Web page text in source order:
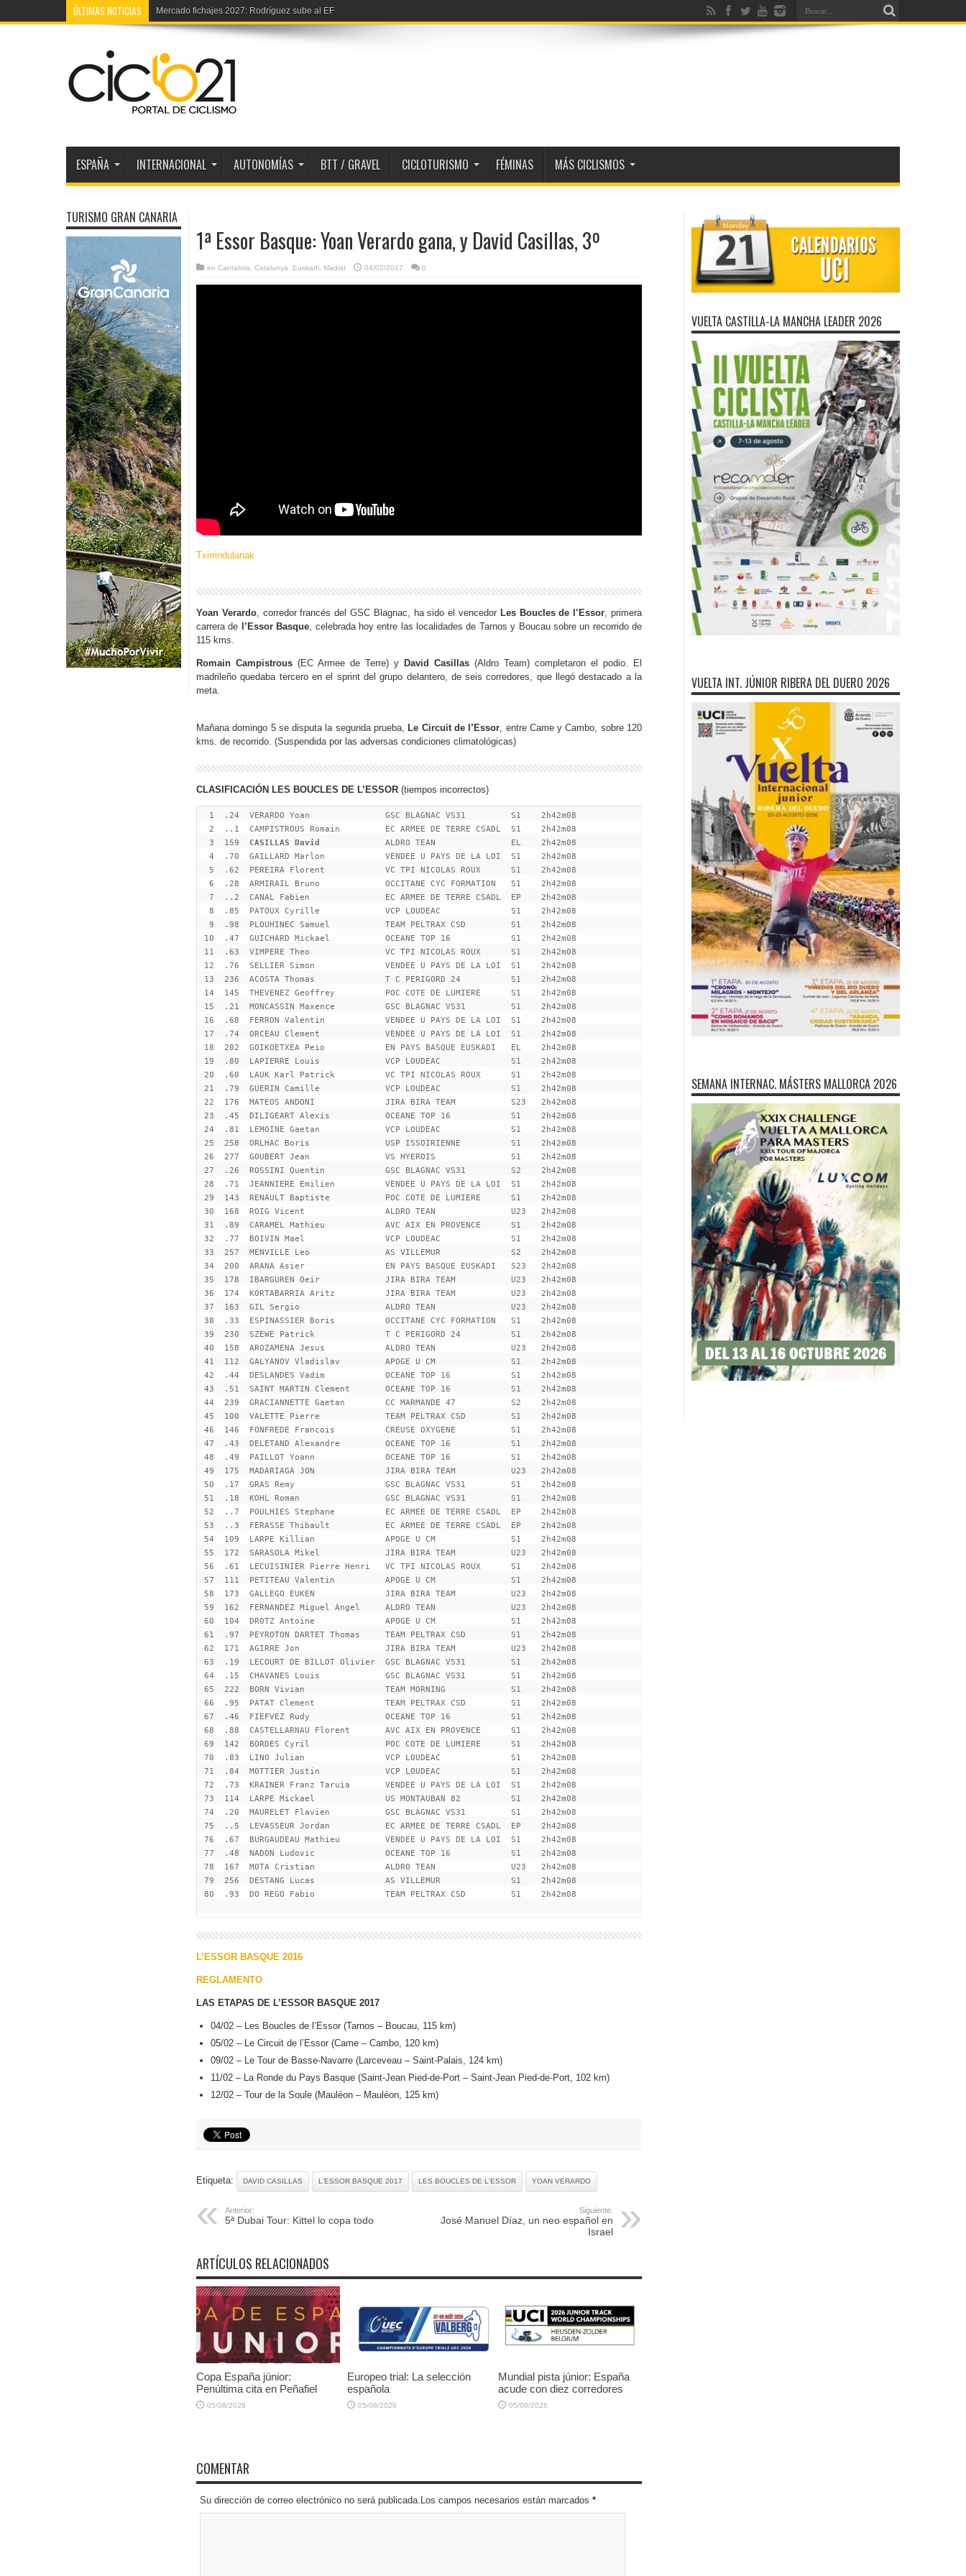
ÚLTIMAS NOTICIAS Vuelta Ribera Duero júnior: TV, etapas y perfiles 2026
ESPAÑA INTERNACIONAL AUTONOMÍAS BTT / GRAVEL CICLOTURISMO FÉMINAS MÁS CICLISMOS
1ª Essor Basque: Yoan Verardo gana, y David Casillas, 3º
en Cantabria Catalunya Euskadi Madrid 04/02/2017 0
Txirrindulariak
Yoan Verardo, corredor francés del GSC Blagnac, ha sido el vencedor Les Boucles de l’Essor, primera
carrera de
l’Essor Basque, celebrada hoy entre las localidades de Tarnos y Boucau sobre un recorrido de
115 kms.
Romain Campistrous (EC Armee de Terre) y David Casillas (Aldro Team) completaron el podio. El
madrileño quedaba tercero en el sprint del grupo delantero, de seis corredores, que llegó destacado a la
meta.
Mañana domingo 5 se disputa la segunda prueba, Le Circuit de l’Essor, entre Came y Cambo, sobre 120
kms. de recorrido. (Suspendida por las adversas condiciones climatológicas)
CLASIFICACIÓN LES BOUCLES DE L’ESSOR (tiempos incorrectos)
  1  .24  VERARDO Yoan               GSC BLAGNAC VS31         S1    2h42m08
  2  ..1  CAMPISTROUS Romain         EC ARMEE DE TERRE CSADL  S1    2h42m08
  3  159
CASILLAS David
            ALDRO TEAN               EL    2h42m08
  4  .70  GAILLARD Marlon            VENDEE U PAYS DE LA LOI  S1    2h42m08
  5  .62  PEREIRA Florent            VC TPI NICOLAS ROUX      S1    2h42m08
  6  .28  ARMIRAIL Bruno             OCCITANE CYC FORMATION   S1    2h42m08
  7  ..2  CANAL Fabien               EC ARMEE DE TERRE CSADL  EP    2h42m08
  8  .85  PATOUX Cyrille             VCP LOUDEAC              S1    2h42m08
  9  .98  PLOUHINEC Samuel           TEAM PELTRAX CSD         S1    2h42m08
10  .47  GUICHARD Mickael           OCEANE TOP 16            S1    2h42m08
11  .63  VIMPERE Theo               VC TPI NICOLAS ROUX      S1    2h42m08
12  .76  SELLIER Simon              VENDEE U PAYS DE LA LOI  S1    2h42m08
13  236  ACOSTA Thomas              T C PERIGORD 24          S1    2h42m08
14  145  THEVENEZ Geoffrey          POC COTE DE LUMIERE      S1    2h42m08
15  .21  MONCASSIN Maxence          GSC BLAGNAC VS31         S1    2h42m08
16  .68  FERRON Valentin            VENDEE U PAYS DE LA LOI  S1    2h42m08
17  .74  ORCEAU Clement             VENDEE U PAYS DE LA LOI  S1    2h42m08
18  202  GOIKOETXEA Peio            EN PAYS BASQUE EUSKADI   EL    2h42m08
19  .80  LAPIERRE Louis             VCP LOUDEAC              S1    2h42m08
20  .60  LAUK Karl Patrick          VC TPI NICOLAS ROUX      S1    2h42m08
21  .79  GUERIN Camille             VCP LOUDEAC              S1    2h42m08
22  176  MATEOS ANDONI              JIRA BIRA TEAM           S23   2h42m08
23  .45  DILIGEART Alexis           OCEANE TOP 16            S1    2h42m08
24  .81  LEMOINE Gaetan             VCP LOUDEAC              S1    2h42m08
25  258  ORLHAC Boris               USP ISSOIRIENNE          S1    2h42m08
26  277  GOUBERT Jean               VS HYEROIS               S1    2h42m08
27  .26  ROSSINI Quentin            GSC BLAGNAC VS31         S2    2h42m08
28  .71  JEANNIERE Emilien          VENDEE U PAYS DE LA LOI  S1    2h42m08
29  143  RENAULT Baptiste           POC COTE DE LUMIERE      S1    2h42m08
30  168  ROIG Vicent                ALDRO TEAN               U23   2h42m08
31  .89  CARAMEL Mathieu            AVC AIX EN PROVENCE      S1    2h42m08
32  .77  BOIVIN Mael                VCP LOUDEAC              S1    2h42m08
33  257  MENVILLE Leo               AS VILLEMUR              S2    2h42m08
34  200  ARANA Asier                EN PAYS BASQUE EUSKADI   S23   2h42m08
35  178  IBARGUREN Oeir             JIRA BIRA TEAM           U23   2h42m08
36  174  KORTABARRIA Aritz          JIRA BIRA TEAM           U23   2h42m08
37  163  GIL Sergio                 ALDRO TEAN               U23   2h42m08
38  .33  ESPINASSIER Boris          OCCITANE CYC FORMATION   S1    2h42m08
39  230  SZEWE Patrick              T C PERIGORD 24          S1    2h42m08
40  158  AROZAMENA Jesus            ALDRO TEAN               U23   2h42m08
41  112  GALYANOV Vladislav         APOGE U CM               S1    2h42m08
42  .44  DESLANDES Vadim            OCEANE TOP 16            S1    2h42m08
43  .51  SAINT MARTIN Clement       OCEANE TOP 16            S1    2h42m08
44  239  GRACIANNETTE Gaetan        CC MARMANDE 47           S2    2h42m08
45  100  VALETTE Pierre             TEAM PELTRAX CSD         S1    2h42m08
46  146  FONFREDE Francois          CREUSE OXYGENE           S1    2h42m08
47  .43  DELETAND Alexandre         OCEANE TOP 16            S1    2h42m08
48  .49  PAILLOT Yoann              OCEANE TOP 16            S1    2h42m08
49  175  MADARIAGA JON              JIRA BIRA TEAM           U23   2h42m08
50  .17  GRAS Remy                  GSC BLAGNAC VS31         S1    2h42m08
51  .18  KOHL Roman                 GSC BLAGNAC VS31         S1    2h42m08
52  ..7  POULHIES Stephane          EC ARMEE DE TERRE CSADL  EP    2h42m08
53  ..3  FERASSE Thibault           EC ARMEE DE TERRE CSADL  EP    2h42m08
54  109  LARPE Killian              APOGE U CM               S1    2h42m08
55  172  SARASOLA Mikel             JIRA BIRA TEAM           U23   2h42m08
56  .61  LECUISINIER Pierre Henri   VC TPI NICOLAS ROUX      S1    2h42m08
57  111  PETITEAU Valentin          APOGE U CM               S1    2h42m08
58  173  GALLEGO EUKEN              JIRA BIRA TEAM           U23   2h42m08
59  162  FERNANDEZ Miguel Angel     ALDRO TEAN               U23   2h42m08
60  104  DROTZ Antoine              APOGE U CM               S1    2h42m08
61  .97  PEYROTON DARTET Thomas     TEAM PELTRAX CSD         S1    2h42m08
62  171  AGIRRE Jon                 JIRA BIRA TEAM           U23   2h42m08
63  .19  LECOURT DE BILLOT Olivier  GSC BLAGNAC VS31         S1    2h42m08
64  .15  CHAVANES Louis             GSC BLAGNAC VS31         S1    2h42m08
65  222  BORN Vivian                TEAM MORNING             S1    2h42m08
66  .95  PATAT Clement              TEAM PELTRAX CSD         S1    2h42m08
67  .46  FIEFVEZ Rudy               OCEANE TOP 16            S1    2h42m08
68  .88  CASTELLARNAU Florent       AVC AIX EN PROVENCE      S1    2h42m08
69  142  BORDES Cyril               POC COTE DE LUMIERE      S1    2h42m08
70  .83  LINO Julian                VCP LOUDEAC              S1    2h42m08
71  .84  MOTTIER Justin             VCP LOUDEAC              S1    2h42m08
72  .73  KRAINER Franz Taruia       VENDEE U PAYS DE LA LOI  S1    2h42m08
73  114  LARPE Mickael              US MONTAUBAN 82          S1    2h42m08
74  .20  MAURELET Flavien           GSC BLAGNAC VS31         S1    2h42m08
75  ..5  LEVASSEUR Jordan           EC ARMEE DE TERRE CSADL  EP    2h42m08
76  .67  BURGAUDEAU Mathieu         VENDEE U PAYS DE LA LOI  S1    2h42m08
77  .48  NADON Ludovic              OCEANE TOP 16            S1    2h42m08
78  167  MOTA Cristian              ALDRO TEAN               U23   2h42m08
79  256  DESTANG Lucas              AS VILLEMUR              S1    2h42m08
80  .93  DO REGO Fabio              TEAM PELTRAX CSD         S1    2h42m08
L’ESSOR BASQUE 2016
REGLAMENTO
LAS ETAPAS DE L’ESSOR BASQUE 2017
04/02 – Les Boucles de l’Essor (Tarnos – Boucau, 115 km)
05/02 – Le Circuit de l’Essor (Came – Cambo, 120 km)
09/02 – Le Tour de Basse-Navarre (Larceveau – Saint-Palais, 124 km)
11/02 – La Ronde du Pays Basque (Saint-Jean Pied-de-Port – Saint-Jean Pied-de-Port, 102 km)
12/02 – Tour de la Soule (Mauléon – Mauléon, 125 km)
Etiqueta: DAVID CASILLAS L'ESSOR BASQUE 2017 LES BOUCLES DE L'ESSOR YOAN VERARDO
Anterior:
5ª Dubai Tour: Kittel lo copa todo
Siguiente:
José Manuel Díaz, un neo español en
Israel
ARTÍCULOS RELACIONADOS
Copa España júnior:
Penúltima cita en Peñafiel
05/08/2026
Europeo trial: La selección
española
05/08/2026
Mundial pista júnior: España
acude con diez corredores
05/08/2026
COMENTAR
Su dirección de correo electrónico no será publicada.Los campos necesarios están marcados *
TURISMO GRAN CANARIA
VUELTA CASTILLA-LA MANCHA LEADER 2026
VUELTA INT. JÚNIOR RIBERA DEL DUERO 2026
SEMANA INTERNAC. MÁSTERS MALLORCA 2026